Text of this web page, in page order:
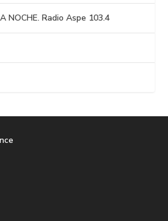
NOCHE. Radio Aspe 103.4